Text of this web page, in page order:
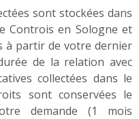
sont stockées dans
Controis en Sologne et
à partir de votre dernier
de la relation avec
collectées dans le
sont conservées le
demande (1 mois